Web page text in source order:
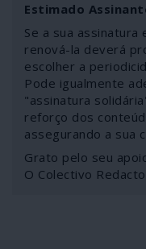
Estimado
Se a sua
renová-la deverá
escolher a
Pode igualmente
"assinatura
reforço dos
assegurando a sua
Grato pelo seu
O Colectivo